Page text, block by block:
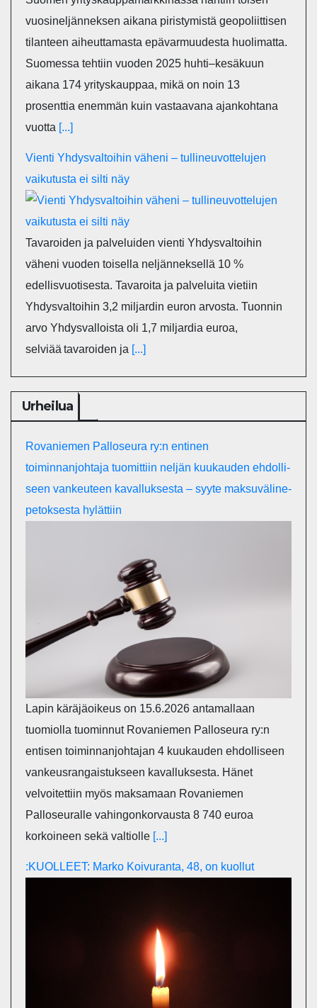
vuosineljänneksen aikana piristymistä geopoliittisen
tilanteen aiheuttamasta epävarmuudesta huolimatta.
Suomessa tehtiin vuoden 2025 huhti–kesäkuun
aikana 174 yrityskauppaa, mikä on noin 13
prosenttia enemmän kuin vastaavana ajankohtana
vuotta [...]
Vienti Yhdysvaltoihin väheni – tullineuvottelujen
vaikutusta ei silti näy
Tavaroiden ja palveluiden vienti Yhdysvaltoihin
väheni vuoden toisella neljänneksellä 10 %
edellisvuotisesta. Tavaroita ja palveluita vietiin
Yhdysvaltoihin 3,2 miljardin euron arvosta. Tuonnin
arvo Yhdysvalloista oli 1,7 miljardia euroa,
selviää tavaroiden ja [...]
Urheilua
Rovaniemen Palloseura ry:n entinen
toiminnanjohtaja tuo­mit­tiin neljän kuu­kau­den eh­dol­li­
seen van­keu­teen ka­val­luk­ses­ta – syyte mak­su­vä­li­ne­
pe­tok­ses­ta hy­lät­tiin
Lapin käräjäoikeus on 15.6.2026 antamallaan
tuomiolla tuominnut Rovaniemen Palloseura ry:n
entisen toiminnanjohtajan 4 kuukauden ehdolliseen
vankeusrangaistukseen kavalluksesta. Hänet
velvoitettiin myös maksamaan Rovaniemen
Palloseuralle vahingonkorvausta 8 740 euroa
korkoineen sekä valtiolle [...]
:KUOLLEET: Marko Koivuranta, 48, on kuollut